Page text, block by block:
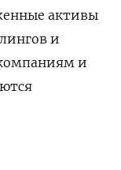
активы
и
и